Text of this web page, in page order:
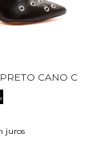
2202001-13
CANO
juros